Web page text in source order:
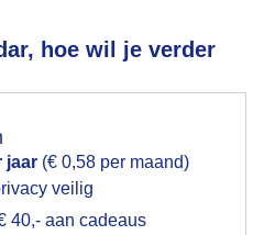
hoe wil je verder
jaar (€ 0,58 per maand)
veilig
40,- aan cadeaus
gebruiken voor het
akkoord op hebt gegeven,